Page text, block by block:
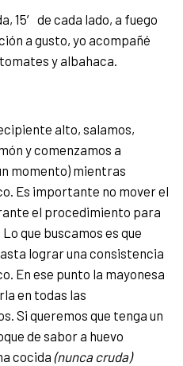
15′ de cada lado, a fuego
a gusto, yo acompañé
y albahaca.
alto, salamos,
y comenzamos a
momento) mientras
Es importante no mover el
el procedimiento para
que buscamos es que
lograr una consistencia
En ese punto la mayonesa
en todas las
Si queremos que tenga un
de sabor a huevo
cocida (nunca cruda)